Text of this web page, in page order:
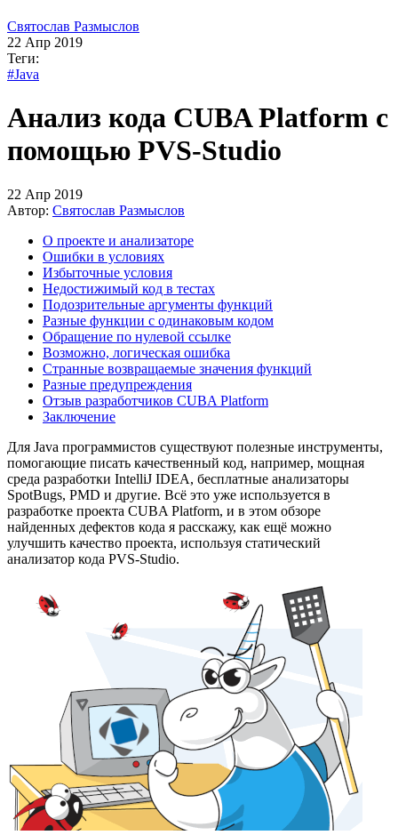
Святослав Размыслов
22 Апр 2019
Теги:
#Java
Анализ кода CUBA Platform с
помощью PVS-Studio
22 Апр 2019
Автор: Святослав Размыслов
О проекте и анализаторе
Ошибки в условиях
Избыточные условия
Недостижимый код в тестах
Подозрительные аргументы функций
Разные функции с одинаковым кодом
Обращение по нулевой ссылке
Возможно, логическая ошибка
Странные возвращаемые значения функций
Разные предупреждения
Отзыв разработчиков CUBA Platform
Заключение
Для Java программистов существуют полезные инструменты,
помогающие писать качественный код, например, мощная
среда разработки IntelliJ IDEA, бесплатные анализаторы
SpotBugs, PMD и другие. Всё это уже используется в
разработке проекта CUBA Platform, и в этом обзоре
найденных дефектов кода я расскажу, как ещё можно
улучшить качество проекта, используя статический
анализатор кода PVS-Studio.